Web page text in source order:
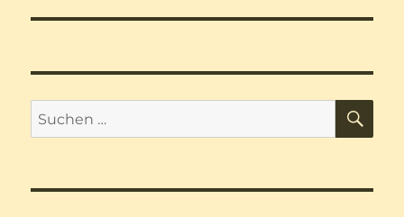
Suchen
nach: